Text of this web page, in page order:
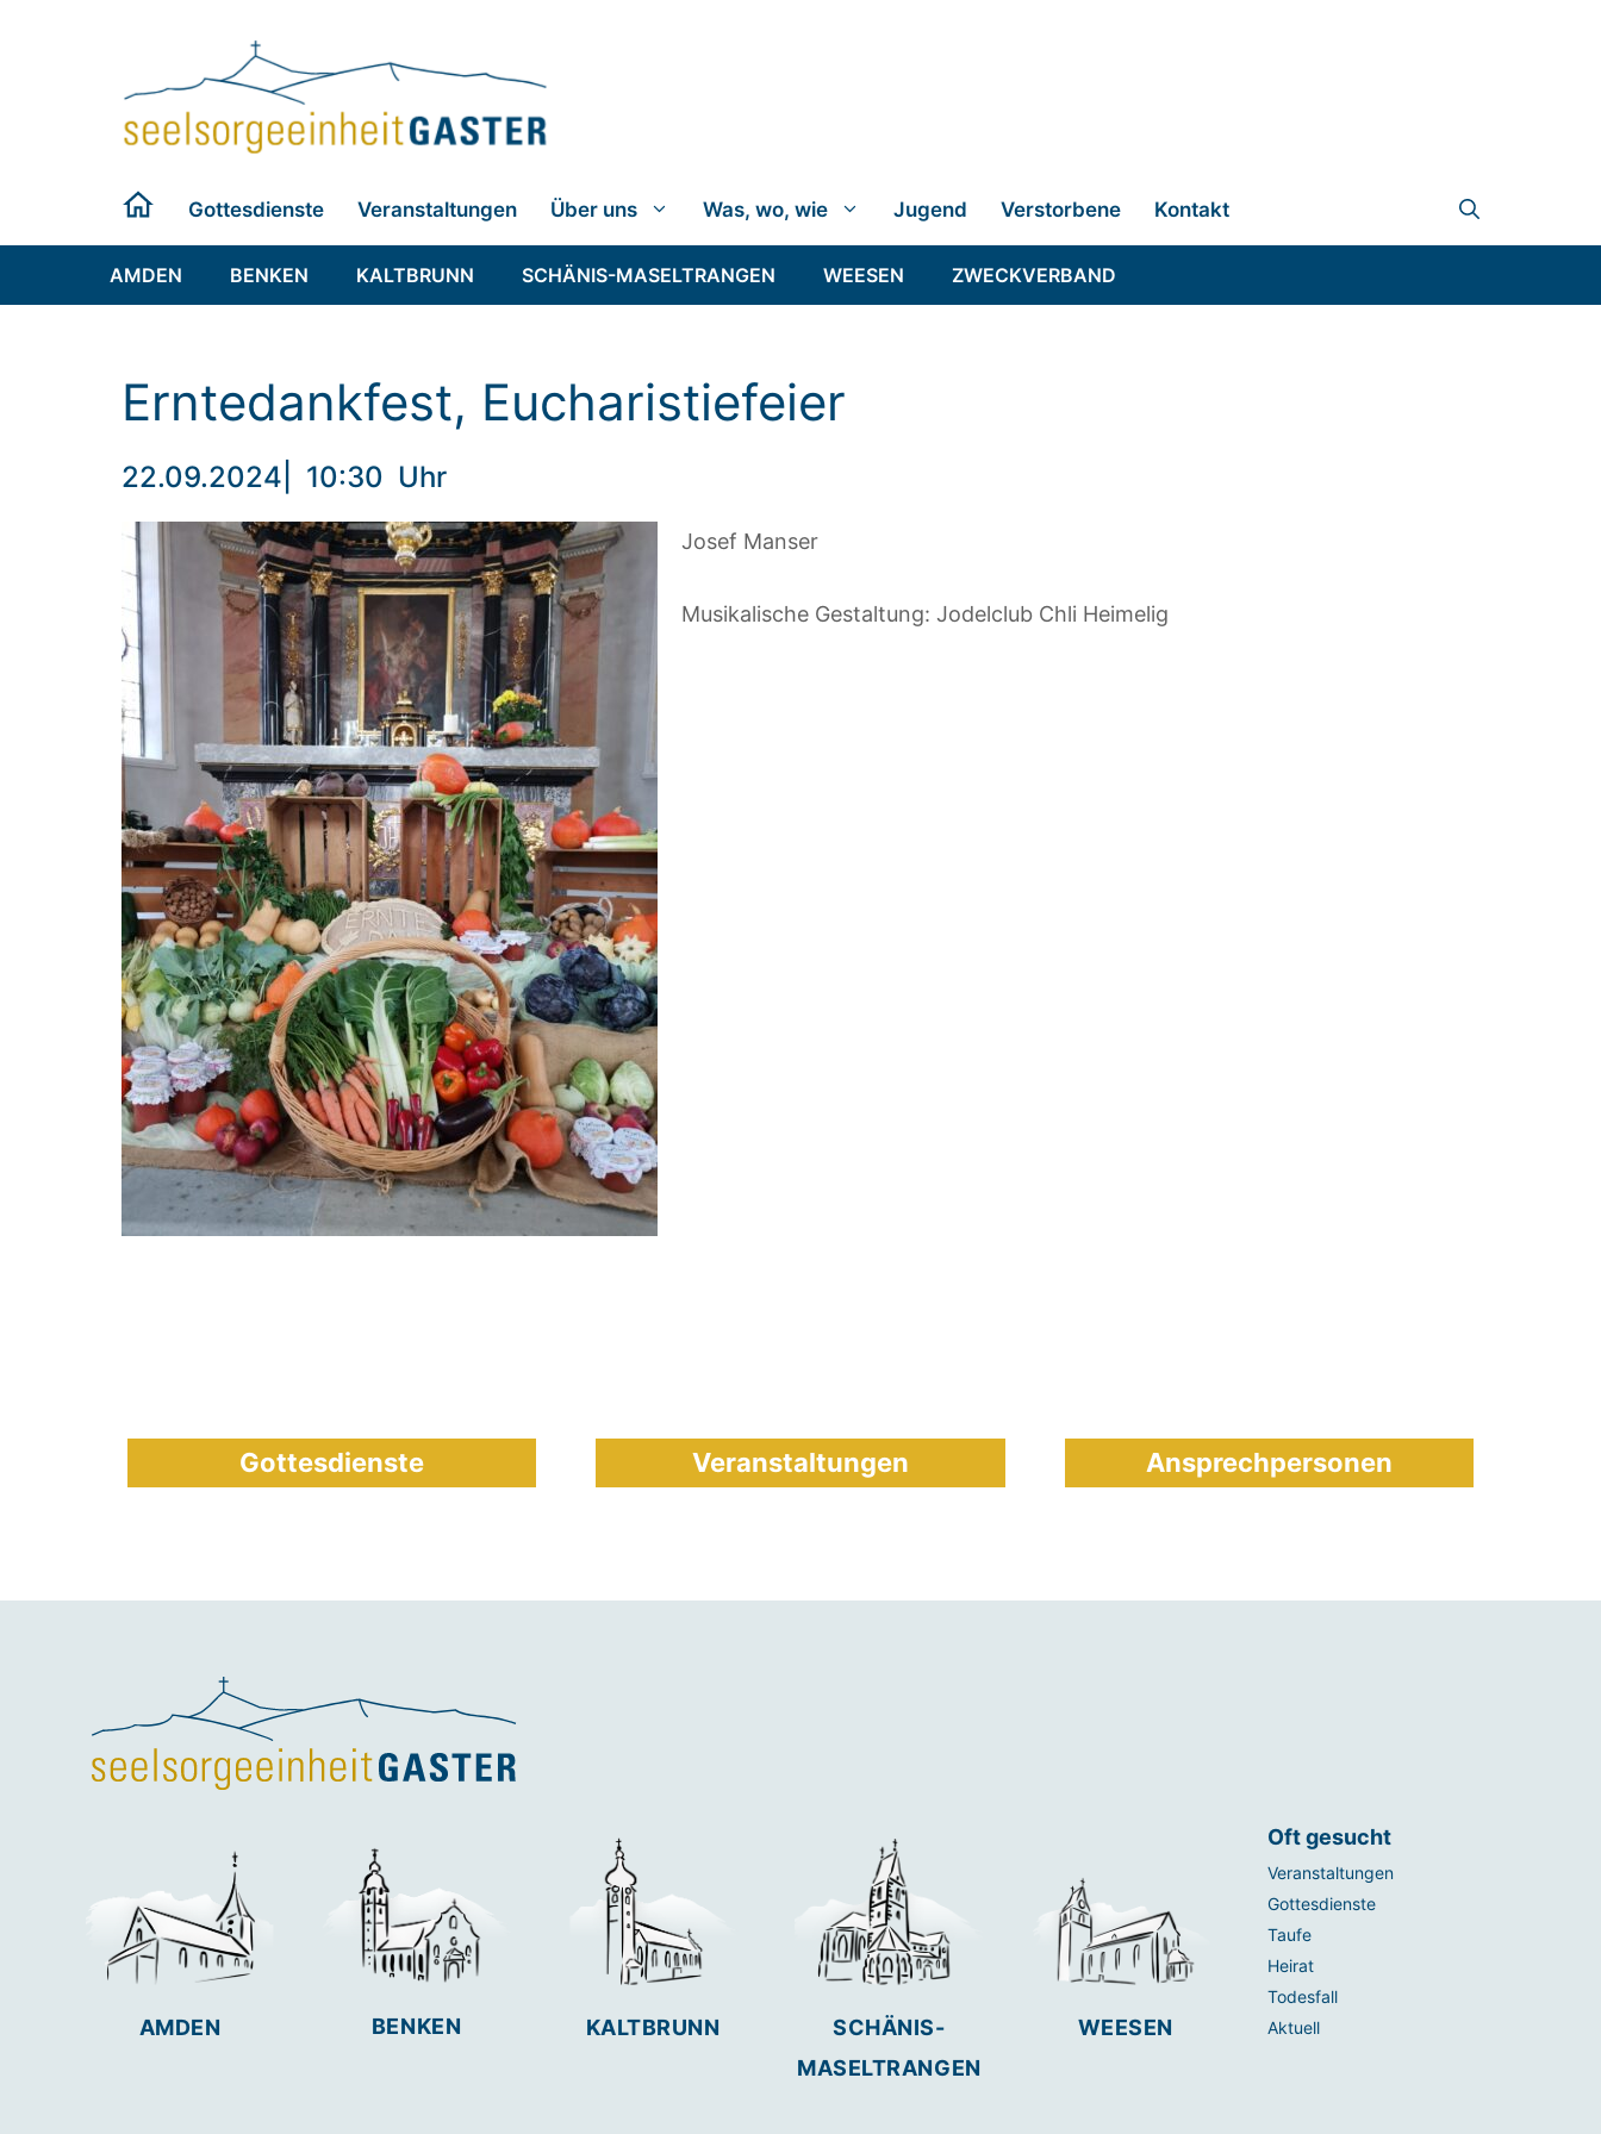
Gottesdienste Veranstaltungen Über uns Was, wo, wie Jugend Verstorbene Kontakt
AMDEN BENKEN KALTBRUNN SCHÄNIS-MASELTRANGEN WEESEN ZWECKVERBAND
Erntedankfest, Eucharistiefeier
22.09.2024 10:30 Uhr
Josef Manser
Musikalische Gestaltung: Jodelclub Chli Heimelig
Gottesdienste Veranstaltungen Ansprechpersonen
AMDEN BENKEN KALTBRUNN
SCHÄNIS-
MASELTRANGEN
WEESEN
Oft gesucht
Veranstaltungen
Gottesdienste
Taufe
Heirat
Todesfall
Aktuell